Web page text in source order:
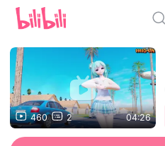
460 2 04:26